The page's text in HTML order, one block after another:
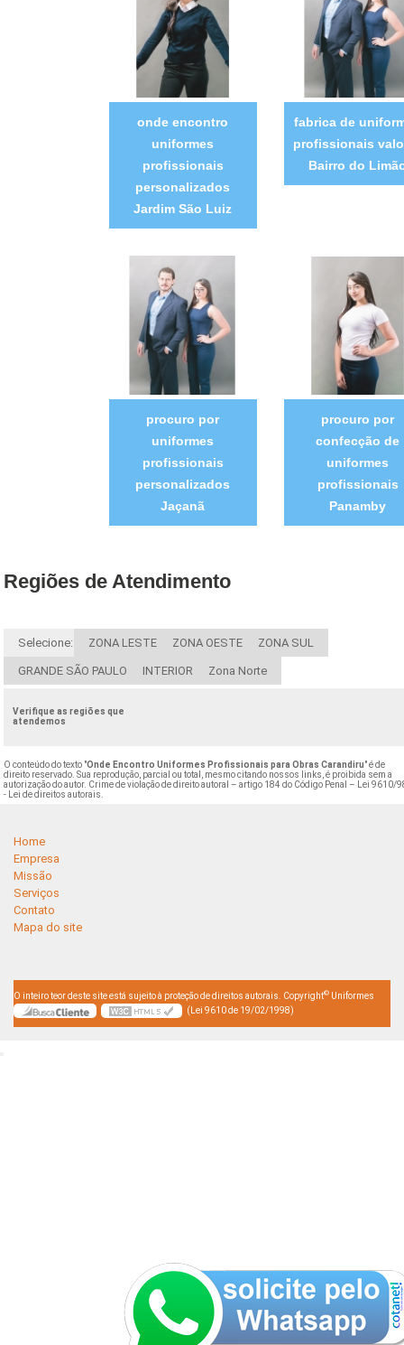
onde encontro
uniformes
profissionais
personalizados
Jardim São Luiz
fabrica de
profissionais
Bairro do
procuro por
uniformes
profissionais
personalizados
Jaçanã
procuro por
confecção de
uniformes
profissionais
Panamby
Regiões de Atendimento
Selecione: ZONA LESTE ZONA OESTE ZONA SUL
GRANDE SÃO PAULO INTERIOR Zona Norte
Verifique as regiões que
atendemos
O conteúdo do texto "Onde Encontro Uniformes Profissionais para Obras Carandiru" é de
direito reservado. Sua reprodução, parcial ou total, mesmo citando nossos links, é proibida sem a
autorização do autor. Crime de violação de direito autoral – artigo 184 do Código Penal – Lei 9610/
- Lei de direitos autorais.
Home
Empresa
Missão
Serviços
Contato
Mapa do site
O inteiro teor deste site está sujeito à proteção de direitos autorais. Copyright© Uniformes
(Lei 9610 de 19/02/1998)